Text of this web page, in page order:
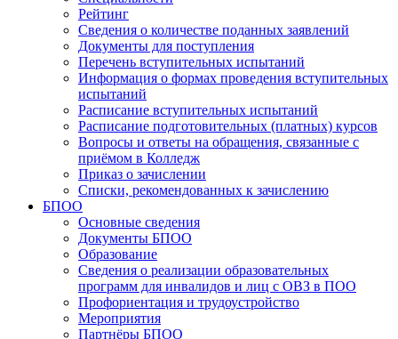
Рейтинг
Сведения о количестве поданных заявлений
Документы для поступления
Перечень вступительных испытаний
Информация о формах проведения вступительных
испытаний
Расписание вступительных испытаний
Расписание подготовительных (платных) курсов
Вопросы и ответы на обращения, связанные с
приёмом в Колледж
Приказ о зачислении
Списки, рекомендованных к зачислению
БПОО
Основные сведения
Документы БПОО
Образование
Сведения о реализации образовательных
программ для инвалидов и лиц с ОВЗ в ПОО
Профориентация и трудоустройство
Мероприятия
Партнёры БПОО